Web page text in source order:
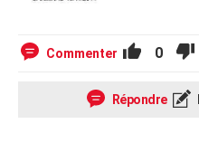
Commenter 0
Répondre